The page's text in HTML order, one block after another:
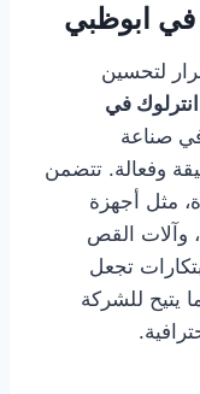
في ابوظبي
لتحسين
في
صناعة
وفعالة. تتضمن
مثل أجهزة
وآلات القص
تجعل
يتيح للشركة